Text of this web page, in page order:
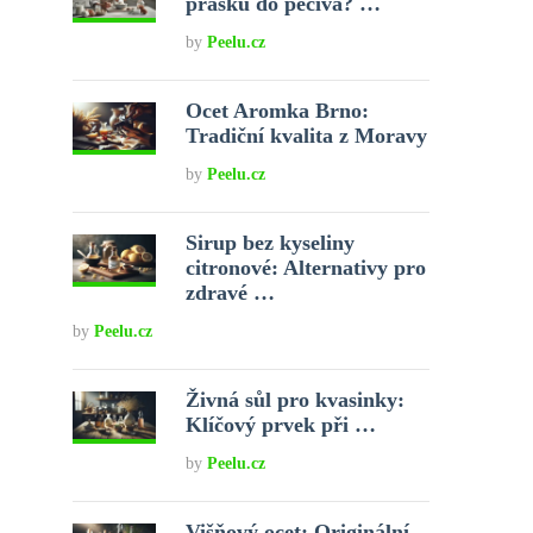
byPeelu.cz
Ocet Aromka Brno:
Tradiční kvalita z Moravy
byPeelu.cz
Sirup bez kyseliny
citronové: Alternativy pro
zdravé …
by Peelu.cz
Živná sůl pro kvasinky:
Klíčový prvek při …
byPeelu.cz